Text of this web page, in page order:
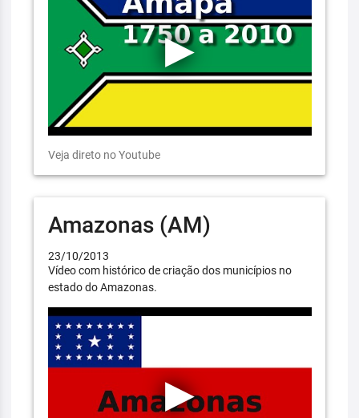
Veja direto no Youtube
Amazonas (AM)
23/10/2013
Vídeo com histórico de criação dos municípios no
estado do Amazonas.